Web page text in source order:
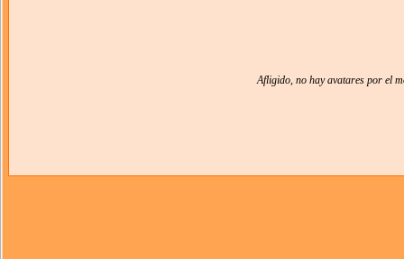
Afligido, no hay avatares por el